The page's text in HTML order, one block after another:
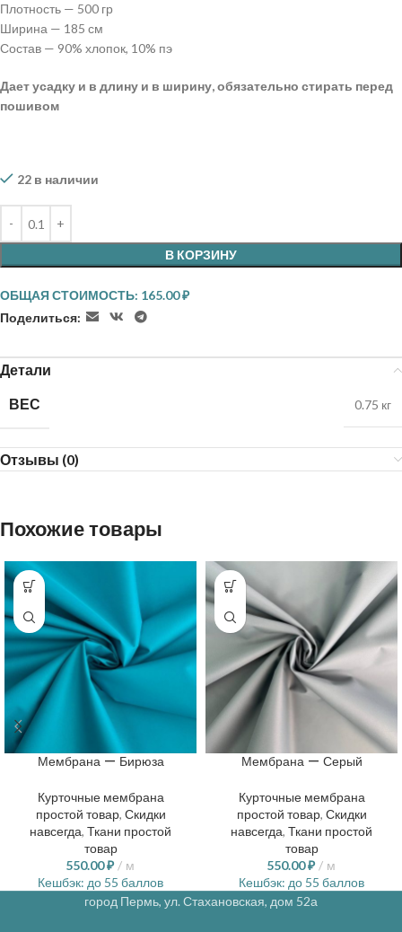
Плотность — 500 гр
Ширина — 185 см
Состав — 90% хлопок, 10% пэ
Дает усадку и в длину и в ширину, обязательно стирать перед
пошивом
22 в наличии
В КОРЗИНУ
ОБЩАЯ СТОИМОСТЬ: 165.00₽
Поделиться:
Детали
ВЕС
0.75 кг
Отзывы (0)
Похожие товары
Мембрана — Бирюза
Курточные мембрана
простой товар, Скидки
навсегда, Ткани простой
товар
550.00₽
м
Кешбэк: до 55 баллов
Мембрана — Серый
Курточные мембрана
простой товар, Скидки
навсегда, Ткани простой
товар
550.00₽
м
Кешбэк: до 55 баллов
город Пермь, ул. Стахановская, дом 52а